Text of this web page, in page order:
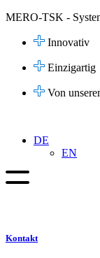
Zum
springen
MERO-TSK -
Innovativ
Einzigartig
Von
DE
EN
Kontakt